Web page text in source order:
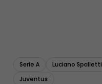
Serie A Luciano Spalletti
Juventus